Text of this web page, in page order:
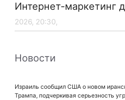
Интернет-маркетинг
2026, 20:30,
Новости
Израиль сообщил США о новом
Трампа, подчеркивая серьезность